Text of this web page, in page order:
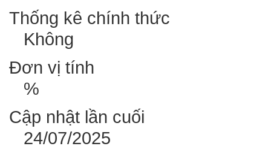
Thống kê chính thức
Không
Đơn vị tính
%
Cập nhật lần cuối
24/07/2025